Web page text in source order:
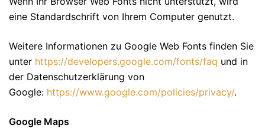
eine Standardschrift von Ihrem Computer genutzt.
Weitere Informationen zu Google Web Fonts finden Sie
unter https://developers.google.com/fonts/faq und in
der Datenschutzerklärung von
Google: https://www.google.com/policies/privacy/.
Google Maps